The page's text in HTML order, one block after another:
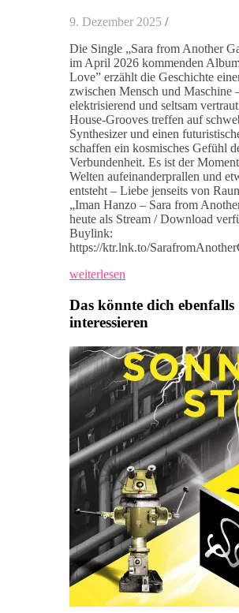
9. Dezember 2025 /
Die Single „Sara from Another
im April 2026 kommenden
Love” erzählt die Geschichte
zwischen Mensch und Maschine
elektrisierend und seltsam
House-Grooves treffen auf
Synthesizer und einen
schaffen ein kosmisches Gefühl
Verbundenheit. Es ist der
Welten aufeinanderprallen und
entsteht – Liebe jenseits von
„Iman Hanzo – Sara from
heute als Stream / Download
Buylink:
https://ktr.lnk.to/
weiterlesen
Das könnte dich ebenfalls
interessieren